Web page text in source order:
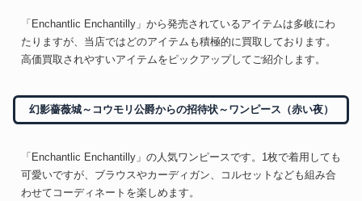
「Enchantlic Enchantilly」から発売されているアイテムは多岐にわ
たりますが、当店ではどのアイテムも積極的に買取しております。
高価買取されやすいアイテムをピックアップしてご紹介します。
幻影薔薇城～コウモリ公爵からの招待状～ワンピース（赤い夜）
「Enchantlic Enchantilly」の人気ワンピースです。1枚で着用しても
可愛いですが、ブラウスやカーディガン、コルセットなども組み合
わせてコーディネートを楽しめます。